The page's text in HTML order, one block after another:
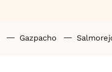
Gazpacho